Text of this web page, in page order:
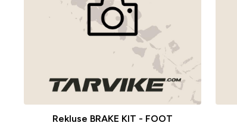
Rekluse BRAKE KIT - FOOT